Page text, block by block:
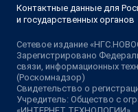
Контактные данные для
и государственных органов
Сетевое издание
Зарегистрировано
связи, информационных
(Роскомнадзор)
Свидетельство о
Учредитель: Общество с